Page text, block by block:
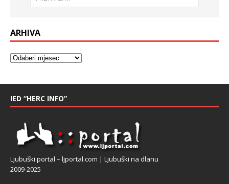
ARHIVA
IED “HERC INFO”
Ljubuški portal – ljportal.com | Ljubuški na dlanu
2009-2025